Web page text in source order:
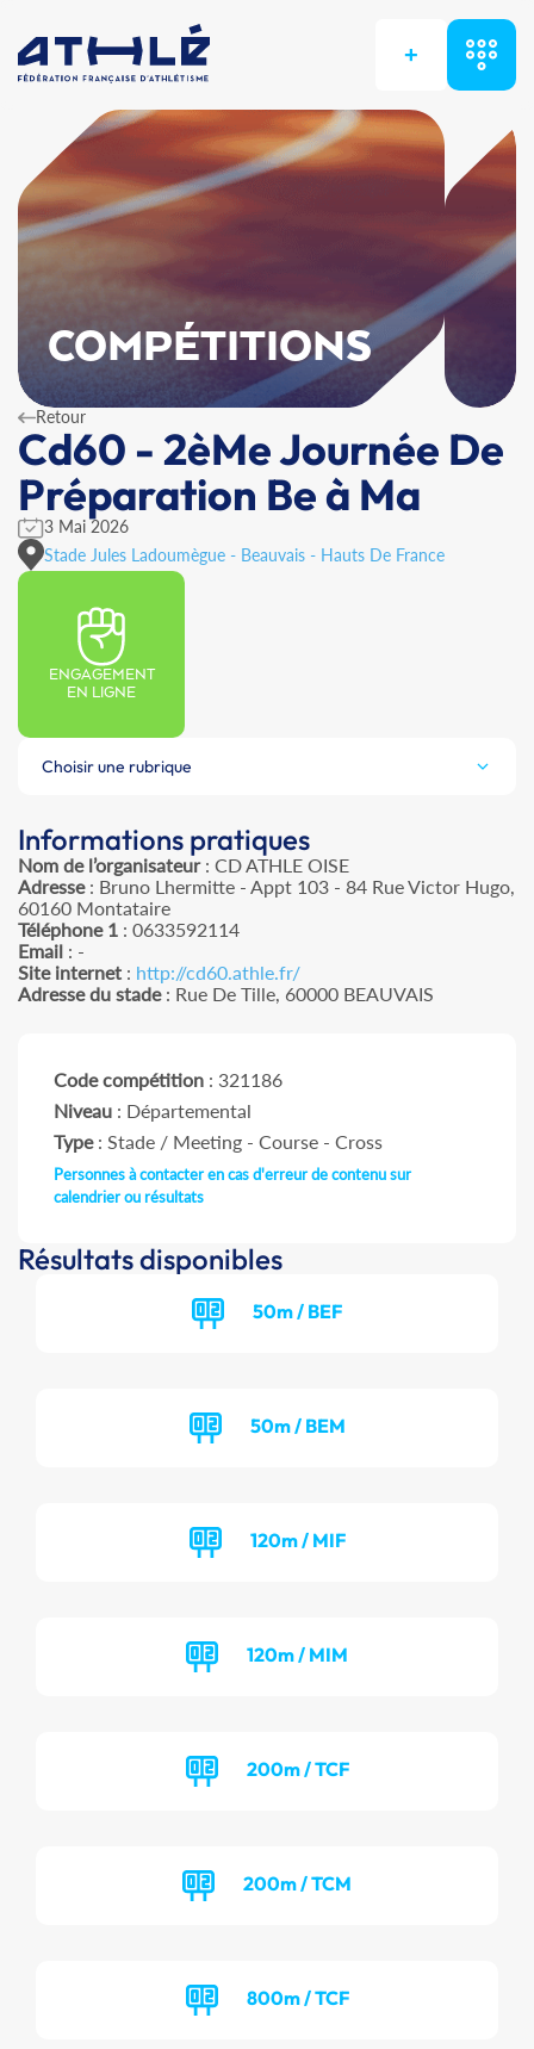
+
COMPÉTITIONS
Retour
Cd60 - 2èMe Journée De
Préparation Be à Ma
3 Mai 2026
Stade Jules Ladoumègue - Beauvais - Hauts De France
ENGAGEMENT
EN LIGNE
Choisir une rubrique
Informations pratiques
Nom de l’organisateur: CD ATHLE OISE
Adresse: Bruno Lhermitte - Appt 103 - 84 Rue Victor Hugo,
60160 Montataire
Téléphone 1 : 0633592114
Email : -
Site internet : http://cd60.athle.fr/
Adresse du stade: Rue De Tille, 60000 BEAUVAIS
Code compétition : 321186
Niveau : Départemental
Type: Stade / Meeting - Course - Cross
Personnes à contacter en cas d'erreur de contenu sur
calendrier ou résultats
Résultats disponibles
50m / BEF
50m / BEM
120m / MIF
120m / MIM
200m / TCF
200m / TCM
800m / TCF